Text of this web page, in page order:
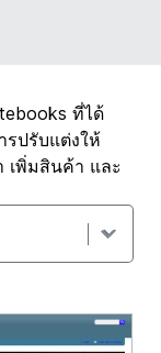
ที่ได้
รปรับแต่งให้
เพิ่มสินค้า และ